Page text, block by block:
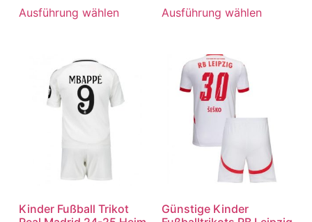
von 5
Ausführung wählen
von 5
Ausführung wählen
Kinder Fußball Trikot
Günstige Kinder